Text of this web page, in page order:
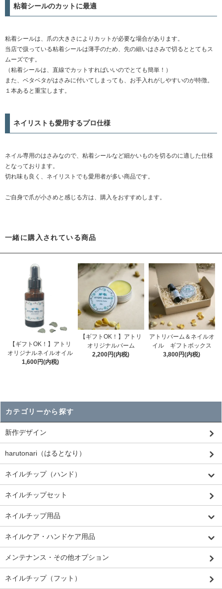
粘着シールのカットに最適
粘着シールは、爪の大きさによりカットが必要な場合があります。
当店で扱っている粘着シールは薄手のため、先の細いはさみで切るととてもス
ムーズです。
（粘着シールは、直線でカットすればいいのでとても簡単！）
また、ベタベタがはさみに付いてしまっても、お手入れがしやすいのが特徴。
１本あると重宝します。
ネイリストも愛用するプロ仕様
ネイル専用のはさみなので、粘着シールなど細かいものを切るのに適した仕様
となっております。
切れ味も良く、ネイリストでも愛用者が多い商品です。
ご自身で爪が小さめと感じる方は、購入をおすすめします。
一緒に購入されている商品
【ギフトOK！】アトリ
オリジナルネイルオイル
1,600円(内税)
【ギフトOK！】アトリ
オリジナルバーム
2,200円(内税)
アトリバーム＆ネイルオ
イル ギフトボックス
3,800円(内税)
カテゴリーから探す
新作デザイン
harutonari（はるとなり）
ネイルチップ（ハンド）
ネイルチップセット
ネイルチップ用品
ネイルケア・ハンドケア用品
メンテナンス・その他オプション
ネイルチップ（フット）